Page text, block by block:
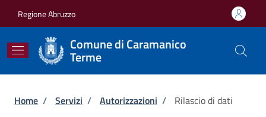
Regione Abruzzo
Comune di Caramanico
Terme
Briciole di pane
Home / Servizi / Autorizzazioni / Rilascio di dati